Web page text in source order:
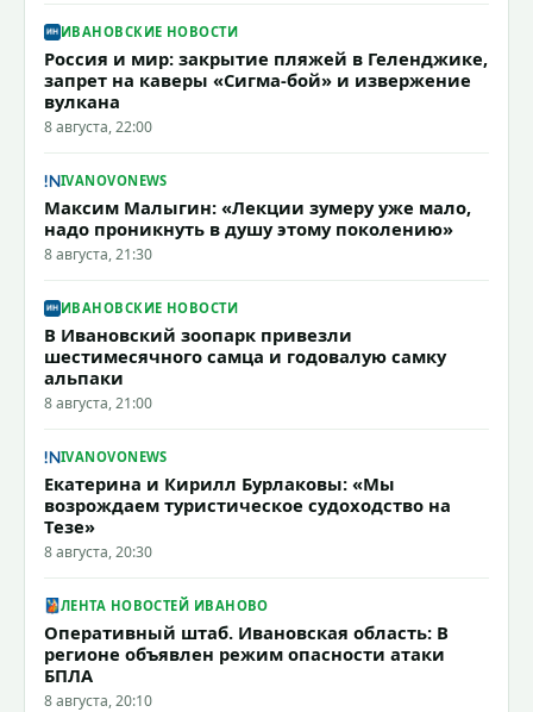
ИВАНОВСКИЕ НОВОСТИ
Россия и мир: закрытие пляжей в Геленджике,
запрет на каверы «Сигма-бой» и извержение
вулкана
8 августа, 22:00
IVANOVONEWS
Максим Малыгин: «Лекции зумеру уже мало,
надо проникнуть в душу этому поколению»
8 августа, 21:30
ИВАНОВСКИЕ НОВОСТИ
В Ивановский зоопарк привезли
шестимесячного самца и годовалую самку
альпаки
8 августа, 21:00
IVANOVONEWS
Екатерина и Кирилл Бурлаковы: «Мы
возрождаем туристическое судоходство на
Тезе»
8 августа, 20:30
ЛЕНТА НОВОСТЕЙ ИВАНОВО
Оперативный штаб. Ивановская область: В
регионе объявлен режим опасности атаки
БПЛА
8 августа, 20:10